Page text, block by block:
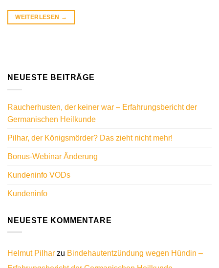
WEITERLESEN →
NEUESTE BEITRÄGE
Raucherhusten, der keiner war – Erfahrungsbericht der
Germanischen Heilkunde
Pilhar, der Königsmörder? Das zieht nicht mehr!
Bonus-Webinar Änderung
Kundeninfo VODs
Kundeninfo
NEUESTE KOMMENTARE
Helmut Pilhar zu Bindehautentzündung wegen Hündin –